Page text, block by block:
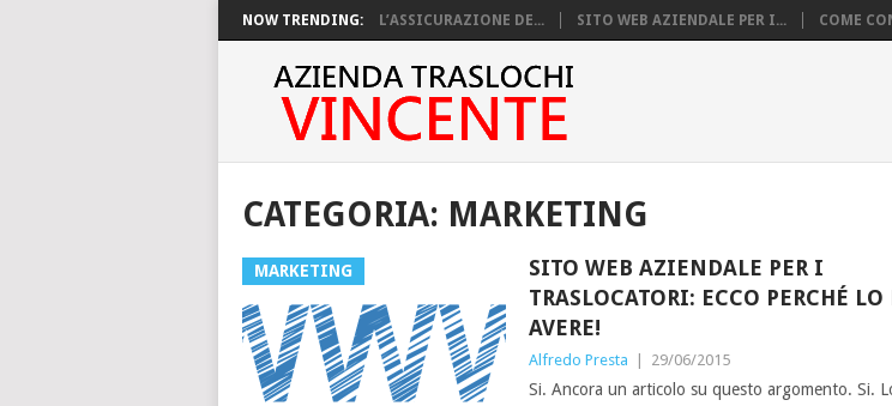
NOW TRENDING: L’ASSICURAZIONE DE... SITO WEB AZIENDALE PER I... COME
CATEGORIA: MARKETING
MARKETING
SITO WEB AZIENDALE PER I
TRASLOCATORI: ECCO PERCHÉ LO
AVERE!
Alfredo Presta 29/06/2015
Si. Ancora un articolo su questo argomento. Si.